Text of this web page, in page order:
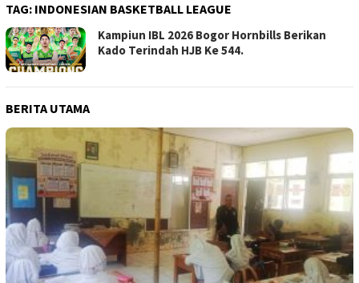
TAG: INDONESIAN BASKETBALL LEAGUE
Kampiun IBL 2026 Bogor Hornbills Berikan
Kado Terindah HJB Ke 544.
BERITA UTAMA